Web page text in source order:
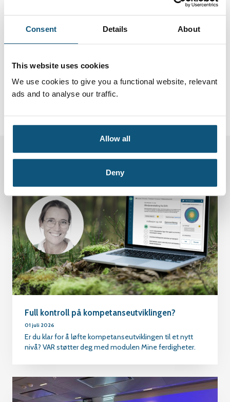
Consent Details About
This website uses cookies
We use cookies to give you a functional website, relevant
ads and to analyse our traffic.
Allow all
Deny
Full kontroll på kompetanseutviklingen?
01 juli 2026
Er du klar for å løfte kompetanseutviklingen til et nytt
nivå? VAR støtter deg med modulen Mine ferdigheter.